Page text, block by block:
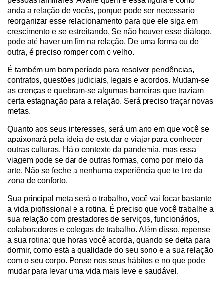
anda a relação de vocês, porque pode ser necessário
reorganizar esse relacionamento para que ele siga em
crescimento e se estreitando. Se não houver esse diálogo,
pode até haver um fim na relação. De uma forma ou de
outra, é preciso romper com o velho.
É também um bom período para resolver pendências,
contratos, questões judiciais, legais e acordos. Mudam-se
as crenças e quebram-se algumas barreiras que traziam
certa estagnação para a relação. Será preciso traçar novas
metas.
Quanto aos seus interesses, será um ano em que você se
apaixonará pela ideia de estudar e viajar para conhecer
outras culturas. Há o contexto da pandemia, mas essa
viagem pode se dar de outras formas, como por meio da
arte. Não se feche a nenhuma experiência que te tire da
zona de conforto.
Sua principal meta será o trabalho, você vai focar bastante
a vida profissional e a rotina. É preciso que você trabalhe a
sua relação com prestadores de serviços, funcionários,
colaboradores e colegas de trabalho. Além disso, repense
a sua rotina: que horas você acorda, quando se deita para
dormir, como está a qualidade do seu sono e a sua relação
com o seu corpo. Pense nos seus hábitos e no que pode
mudar para levar uma vida mais leve e saudável.